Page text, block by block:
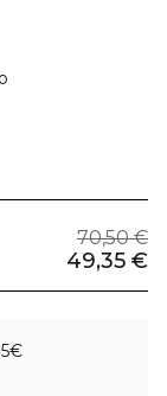
70,50 €
49,35 €